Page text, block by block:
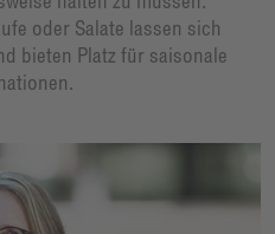
oder Salate lassen sich
bieten Platz für saisonale